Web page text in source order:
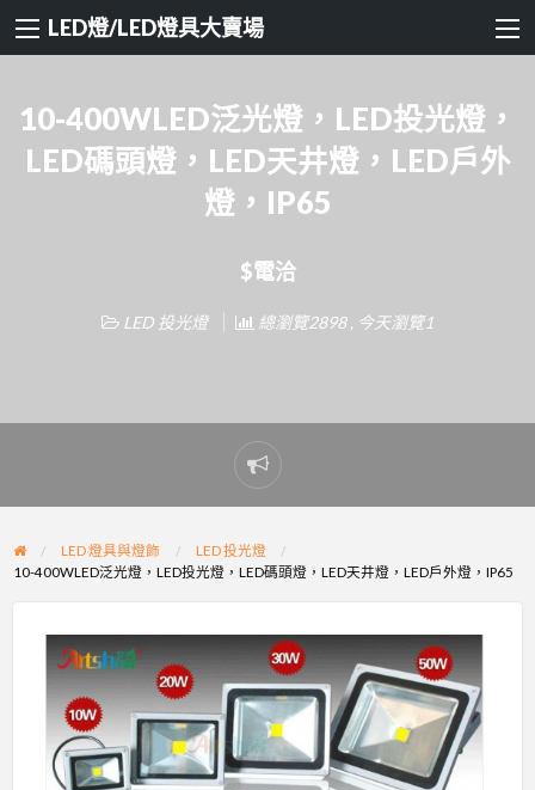
LED燈/LED燈具大賣場
10-400WLED泛光燈，LED投光燈，
LED碼頭燈，LED天井燈，LED戶外
燈，IP65
$電洽
LED 投光燈 總瀏覽2898 , 今天瀏覽1
Report
problem
LED 燈具與燈飾
LED 投光燈
10-400WLED泛光燈，LED投光燈，LED碼頭燈，LED天井燈，LED戶外燈，IP65